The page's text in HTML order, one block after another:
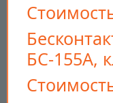
БС-155А,